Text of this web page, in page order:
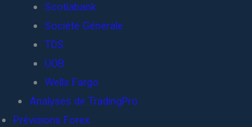
Scotiabank
Société Générale
TDS
UOB
Wells Fargo
Analyses de TradingPro
Prévisions Forex